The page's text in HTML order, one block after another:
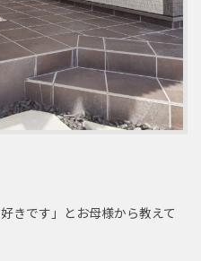
きです」とお母様から教えて